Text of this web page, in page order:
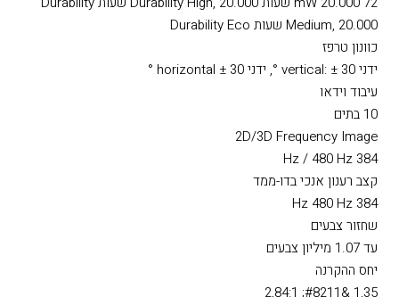
מקור אור
לייזר
מקור אור
Medium, 20.000 שעות Durability Eco
כוונון טרפז
ידני vertical: ± 30 °, ידני horizontal ± 30 °
עיבוד וידאו
10 בתים
2D/3D Frequency Image
384 Hz / 480 Hz
קצב רענון אנכי בדו-ממד
384 Hz 480 Hz